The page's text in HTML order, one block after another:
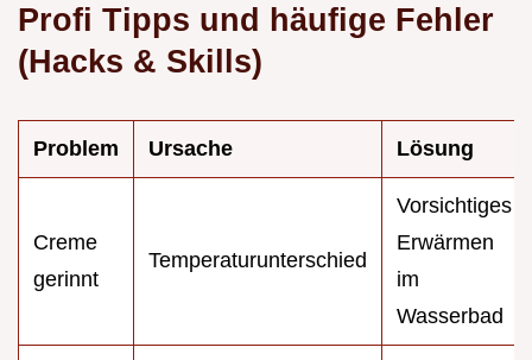
Profi Tipps und häufige Fehler
(Hacks & Skills)
Problem Ursache Lösung
Creme
gerinnt
Temperaturunterschied
Vorsichtiges
Erwärmen
im
Wasserbad